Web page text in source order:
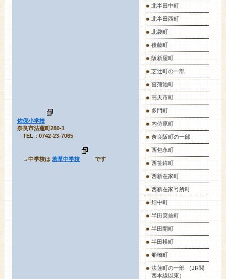
佐保小学校
奈良市法蓮町280-1
TEL：0742-23-7065
→中学校は 若草中学校 です
北半田中町
北半田西町
北袋町
後藤町
阪新屋町
芝辻町の一部
菖蒲池町
高天市町
多門町
内侍原町
奈良阪町の一部
西包永町
西笹鉾町
西新在家町
西新在家号所町
畑中町
半田突抜町
半田開町
半田横町
船橋町
法蓮町の一部 （JR関
西本線以東）